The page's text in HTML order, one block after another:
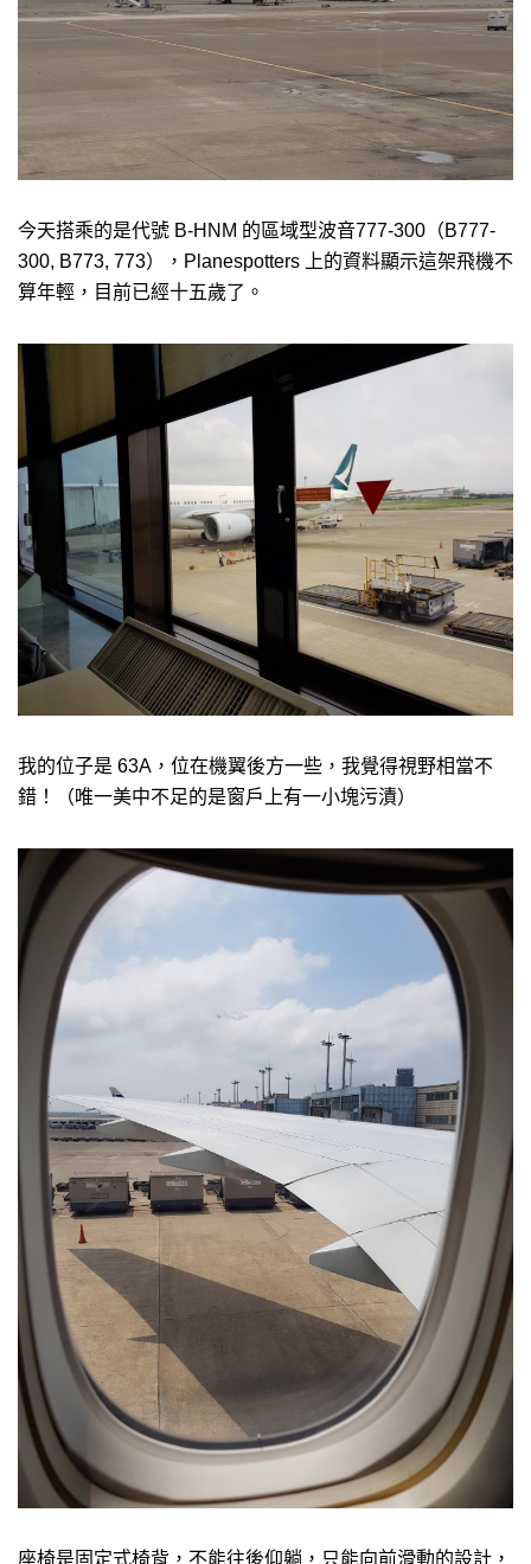
今天搭乘的是代號 B-HNM 的區域型波音777-300（B777-
300, B773, 773），Planespotters 上的資料顯示這架飛機不
算年輕，目前已經十五歲了。
我的位子是 63A，位在機翼後方一些，我覺得視野相當不
錯！（唯一美中不足的是窗戶上有一小塊污漬）
座椅是固定式椅背，不能往後仰躺，只能向前滑動的設計，